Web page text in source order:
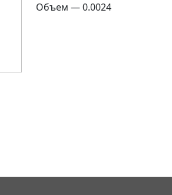
Объем — 0.0024